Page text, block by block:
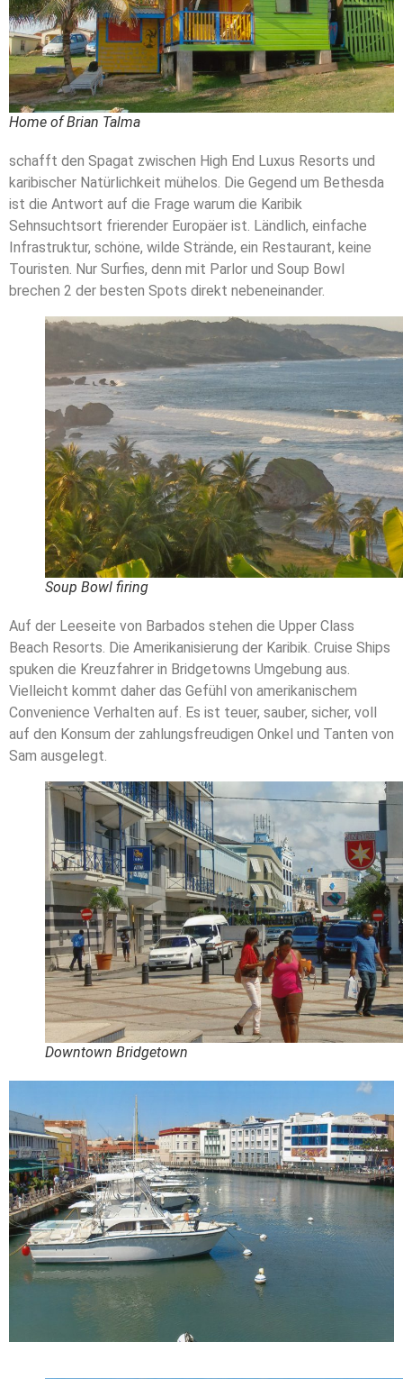
Home of Brian Talma
schafft den Spagat zwischen High End Luxus Resorts und
karibischer Natürlichkeit mühelos. Die Gegend um Bethesda
ist die Antwort auf die Frage warum die Karibik
Sehnsuchtsort frierender Europäer ist. Ländlich, einfache
Infrastruktur, schöne, wilde Strände, ein Restaurant, keine
Touristen. Nur Surfies, denn mit Parlor und Soup Bowl
brechen 2 der besten Spots direkt nebeneinander.
Soup Bowl firing
Auf der Leeseite von Barbados stehen die Upper Class
Beach Resorts. Die Amerikanisierung der Karibik. Cruise Ships
spuken die Kreuzfahrer in Bridgetowns Umgebung aus.
Vielleicht kommt daher das Gefühl von amerikanischem
Convenience Verhalten auf. Es ist teuer, sauber, sicher, voll
auf den Konsum der zahlungsfreudigen Onkel und Tanten von
Sam ausgelegt.
Downtown Bridgetown